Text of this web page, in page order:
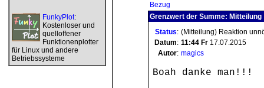
FunkyPlot:
Kostenloser und
quelloffener
Funktionenplotter
für Linux und andere
Betriebssysteme
Bezug
Grenzwert der Summe: Mitteilung
Status: (Mitteilung) Reaktion
Datum: 11:44 Fr 17.07.2015
Autor: magics
Boah danke man!!!